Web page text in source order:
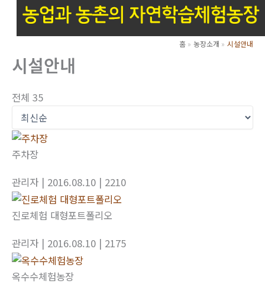
홈 농장소개 시설안내
시설안내
전체 35
주차장
관리자 | 2016.08.10 | 2210
진로체험 대형포트폴리오
관리자 | 2016.08.10 | 2175
옥수수체험농장